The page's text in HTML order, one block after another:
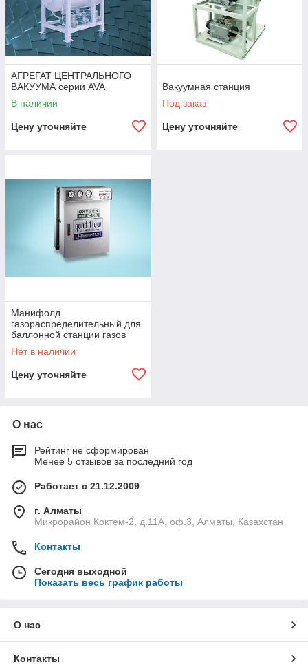
АГРЕГАТ ЦЕНТРАЛЬНОГО
ВАКУУМА серии AVA
В наличии
Цену уточняйте
Вакуумная станция
Под заказ
Цену уточняйте
Манифолд
газораспределительный для
баллонной станции газов
Нет в наличии
Цену уточняйте
О нас
Рейтинг не сформирован
Менее 5 отзывов за последний год
Работает с 21.12.2009
г. Алматы
Микрорайон Коктем-2, д.11А, оф.3, Алматы, Казахстан
Контакты
Сегодня выходной
Показать весь график работы
О нас
Контакты